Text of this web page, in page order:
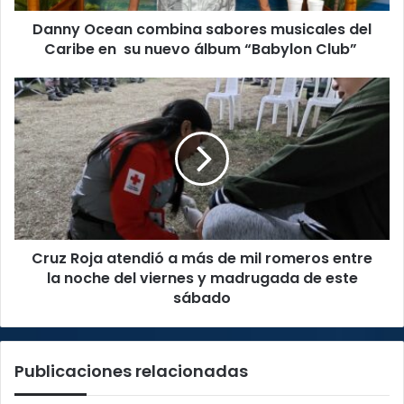
su
nuevo
álbum
Club”
Danny Ocean combina sabores musicales del
Caribe en su nuevo álbum “Babylon Club”
Cruz
Roja
atendió
a
más
de
mil
romeros
entre
noche
y
de
Cruz Roja atendió a más de mil romeros entre
la noche del viernes y madrugada de este
sábado
Publicaciones relacionadas